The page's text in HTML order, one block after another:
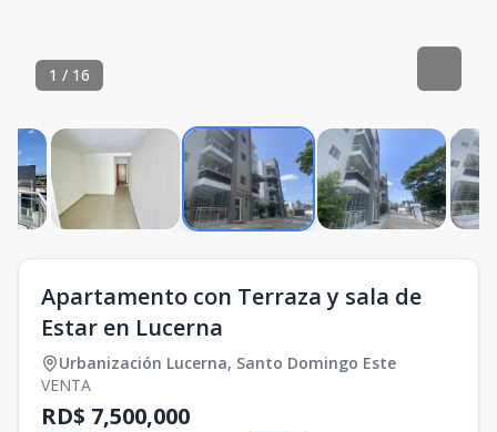
1 / 16
Apartamento con Terraza y sala de
Estar en Lucerna
Urbanización Lucerna, Santo Domingo Este
VENTA
RD$ 7,500,000